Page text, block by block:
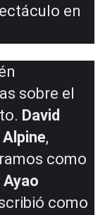
en
sobre el
David
Alpine,
como
Ayao
como